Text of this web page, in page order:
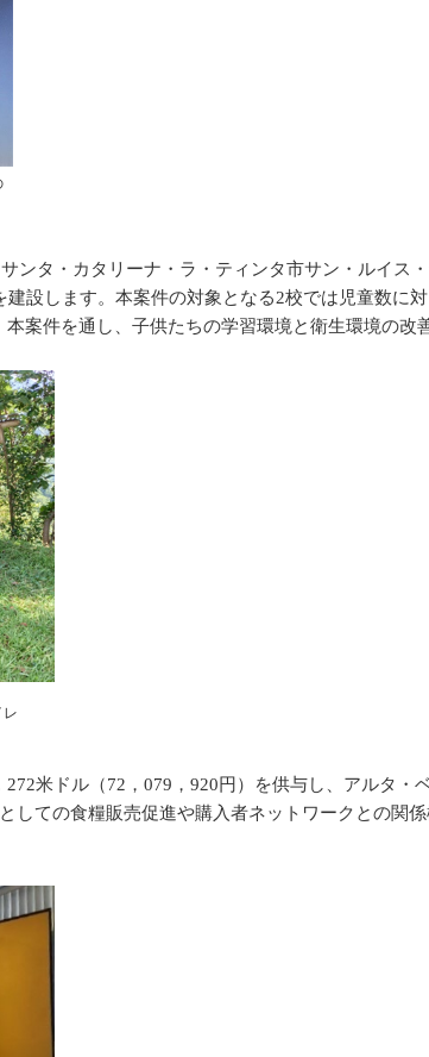
タ・カタリーナ・ラ・ティンタ市サン・ルイス
設します。本案件の対象となる2校では児童数に
案件を通し、子供たちの学習環境と衛生環境の改
米ドル（72，079，920円）を供与し、アルタ・
ての食糧販売促進や購入者ネットワークとの関